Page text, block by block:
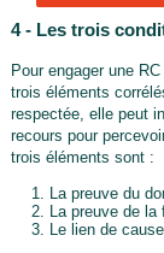
4 - Les trois
Pour engager une
trois éléments
respectée, elle peut
recours pour
trois éléments sont :
La preuve du
La preuve de
Le lien de